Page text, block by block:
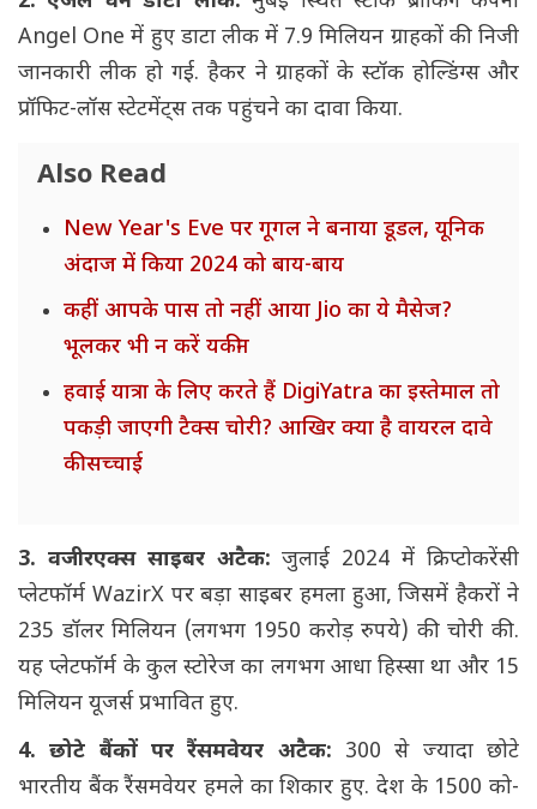
Angel One में हुए डाटा लीक में 7.9 मिलियन ग्राहकों की निजी
जानकारी लीक हो गई. हैकर ने ग्राहकों के स्टॉक होल्डिंग्स और
प्रॉफिट-लॉस स्टेटमेंट्स तक पहुंचने का दावा किया.
Also Read
New Year's Eve पर गूगल ने बनाया डूडल, यूनिक
अंदाज में किया 2024 को बाय-बाय
कहीं आपके पास तो नहीं आया Jio का ये मैसेज?
भूलकर भी न करें यकीन
हवाई यात्रा के लिए करते हैं DigiYatra का इस्तेमाल तो
पकड़ी जाएगी टैक्स चोरी? आखिर क्या है वायरल दावे
की सच्चाई
3. वजीरएक्स साइबर अटैक: जुलाई 2024 में क्रिप्टोकरेंसी
प्लेटफॉर्म WazirX पर बड़ा साइबर हमला हुआ, जिसमें हैकरों ने
235 डॉलर मिलियन (लगभग 1950 करोड़ रुपये) की चोरी की.
यह प्लेटफॉर्म के कुल स्टोरेज का लगभग आधा हिस्सा था और 15
मिलियन यूजर्स प्रभावित हुए.
4. छोटे बैंकों पर रैंसमवेयर अटैक: 300 से ज्यादा छोटे
भारतीय बैंक रैंसमवेयर हमले का शिकार हुए. देश के 1500 को-